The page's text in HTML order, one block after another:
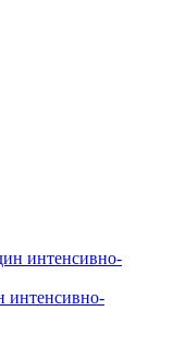
интенсивно-